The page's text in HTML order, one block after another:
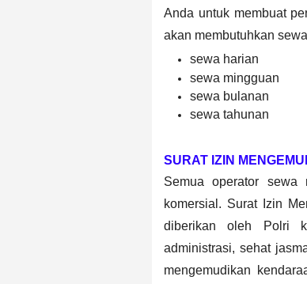
Anda untuk membuat
akan membutuhkan
sewa harian
sewa mingguan
sewa bulanan
sewa tahunan
SURAT IZIN
Semua operator
komersial. Surat Izin
diberikan oleh Polri
administrasi, sehat
mengemudikan